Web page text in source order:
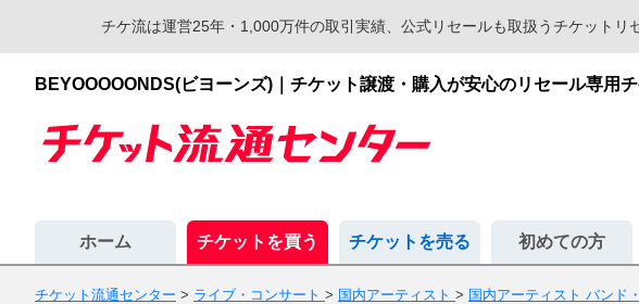
チケ流は運営25年・1,000万件の取引実績、公式リセールも取扱うチケット
BEYOOOOONDS(ビヨーンズ)｜チケット譲渡・購入が安心のリセール専用
ホーム チケットを買う チケットを売る 初めての方
チケット流通センター > ライブ・コンサート > 国内アーティスト > 国内アーティスト バンド